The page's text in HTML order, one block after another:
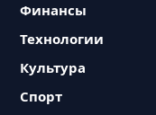
Финансы
Технологии
Культура
Спорт